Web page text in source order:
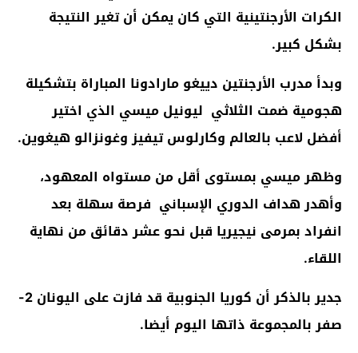
الكرات الأرجنتينية التي كان يمكن أن تغير النتيجة
بشكل كبير.
وبدأ مدرب الأرجنتين دييغو مارادونا المباراة بتشكيلة
هجومية ضمت الثلاثي ليونيل ميسي الذي اختير
أفضل لاعب بالعالم وكارلوس تيفيز وغونزالو هيغوين.
وظهر ميسي بمستوى أقل من مستواه المعهود،
وأهدر هداف الدوري الإسباني فرصة سهلة بعد
انفراد بمرمى نيجيريا قبل نحو عشر دقائق من نهاية
اللقاء.
جدير بالذكر أن كوريا الجنوبية قد فازت على اليونان 2-
صفر بالمجموعة ذاتها اليوم أيضا.